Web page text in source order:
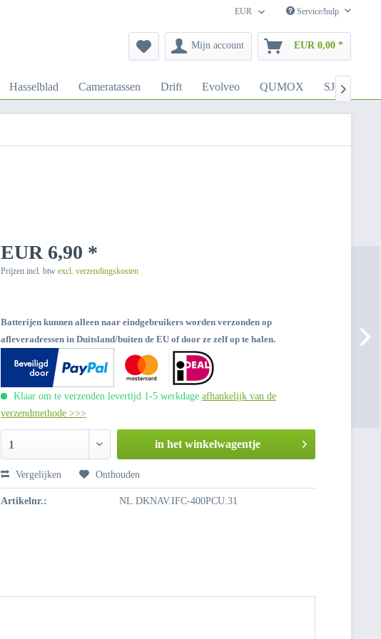
EUR Service/hulp
Mijn account EUR 0,00 *
Hasselblad Cameratassen Drift Evolveo QUMOX SJCAM

EUR 6,90 *
Prijzen incl. btwexcl. verzendingskosten
Batterijen kunnen alleen naar eindgebruikers worden verzonden op
afleveradressen in Duitsland/buiten de EU of door ze zelf op te halen.
Klaar om te verzenden levertijd 1-5 werkdageafhankelijk van de
verzendmethode >>>
1 in het winkelwagentje
Vergelijken Onthouden
Artikelnr.: NL.DKNAV.IFC-400PCU.31